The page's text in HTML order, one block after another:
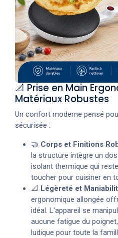
📐 Prise en Main
Matériaux Robustes
Un confort moderne pensé
sécurisée :
🤝 Corps et Finitions
la structure intègre un
isolant thermique qui
toucher pour cuisiner en
📐 Légèreté et
ergonomique allongée
idéal. L'appareil se
aucune fatigue du
ludique pour toute la